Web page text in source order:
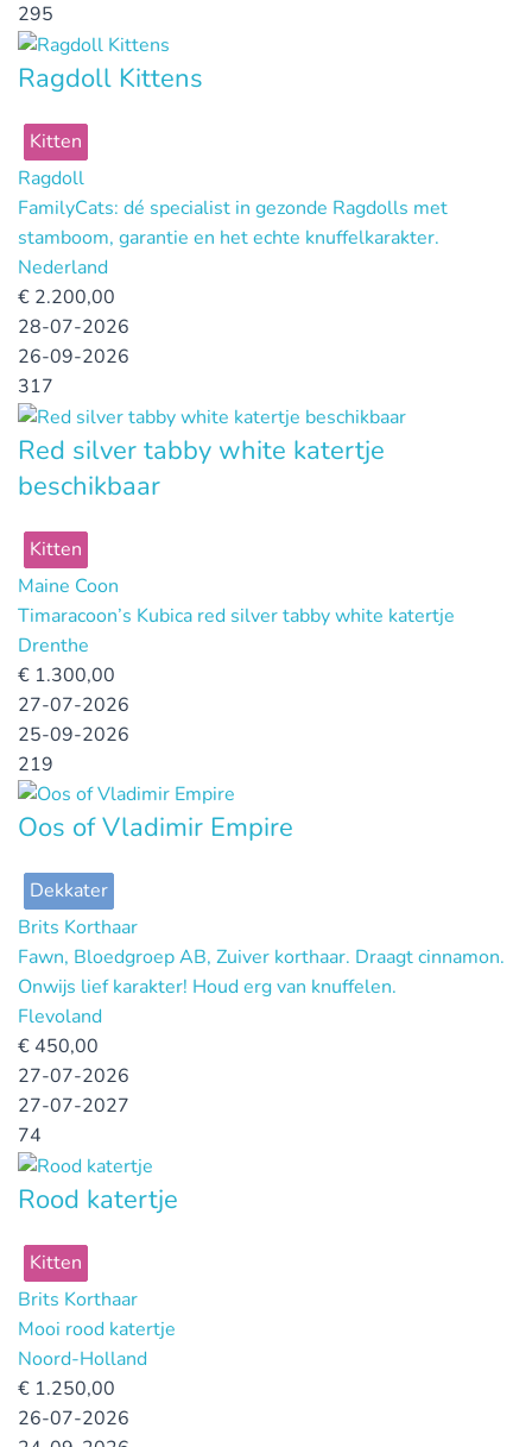
295
Ragdoll Kittens
Kitten
Ragdoll
FamilyCats: dé specialist in gezonde Ragdolls met
stamboom, garantie en het echte knuffelkarakter.
Nederland
€ 2.200,00
28-07-2026
26-09-2026
317
Red silver tabby white katertje
beschikbaar
Kitten
Maine Coon
Timaracoon’s Kubica red silver tabby white katertje
Drenthe
€ 1.300,00
27-07-2026
25-09-2026
219
Oos of Vladimir Empire
Dekkater
Brits Korthaar
Fawn, Bloedgroep AB, Zuiver korthaar. Draagt cinnamon.
Onwijs lief karakter! Houd erg van knuffelen.
Flevoland
€ 450,00
27-07-2026
27-07-2027
74
Rood katertje
Kitten
Brits Korthaar
Mooi rood katertje
Noord-Holland
€ 1.250,00
26-07-2026